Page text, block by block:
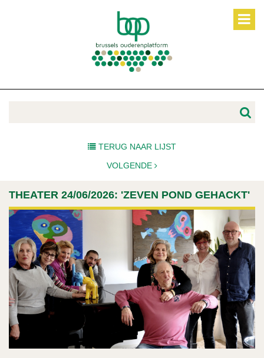
TERUG NAAR LIJST
VOLGENDE
THEATER 24/06/2026: 'ZEVEN POND GEHACKT'